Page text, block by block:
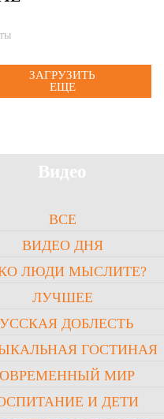
ЗАГРУЗИТЬ
ЕЩЕ
Видео
ВСЕ
ВИДЕО ДНЯ
ЛЮДИ МЫСЛИТЕ?
ЛУЧШЕЕ
ДОБЛЕСТЬ
ГОСТИНАЯ
МИР
И ДЕТИ